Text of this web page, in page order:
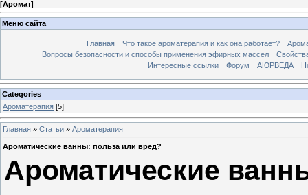
[Аромат]
Меню сайта
Главная Что такое ароматерапия и как она работает?
Вопросы безопасности и способы применения эфирных массел
Интересные ссылки
Форум АЮРВЕДА
Categories
Ароматерапия [5]
Главная » Статьи » Ароматерапия
Ароматические ванны: польза или вред?
Ароматические